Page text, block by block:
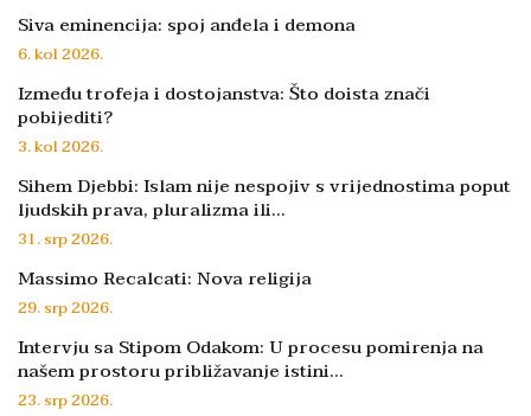
Siva eminencija: spoj anđela i demona
6. kol 2026.
Između trofeja i dostojanstva: Što doista znači
pobijediti?
3. kol 2026.
Sihem Djebbi: Islam nije nespojiv s vrijednostima poput
ljudskih prava, pluralizma ili…
31. srp 2026.
Massimo Recalcati: Nova religija
29. srp 2026.
Intervju sa Stipom Odakom: U procesu pomirenja na
našem prostoru približavanje istini…
23. srp 2026.